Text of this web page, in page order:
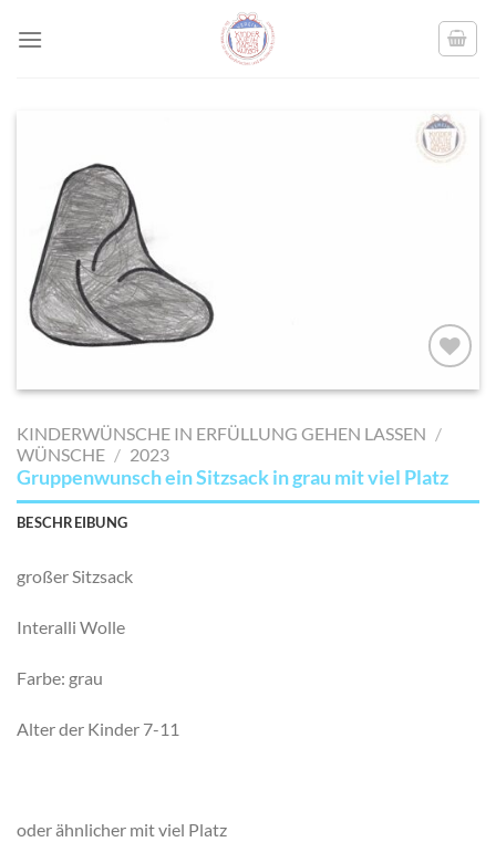
AUF MEINE
SETZEN
KINDERWÜNSCHE IN ERFÜLLUNG GEHEN LASSEN /
WÜNSCHE / 2023
Gruppenwunsch ein Sitzsack in grau mit viel Platz
BESCHREIBUNG
großer Sitzsack
Interalli Wolle
Farbe: grau
Alter der Kinder 7-11
oder ähnlicher mit viel Platz